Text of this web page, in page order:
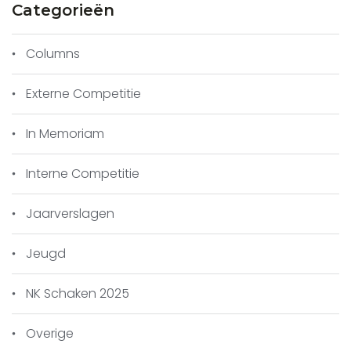
Kim bereikte hier in groep 6P de 2e plaats
met 2 punten, Boeb werd 3e in groep 8C
met 1 punt en Harald gedeeld 3e in groep
9D met 0,5 punt.
Hieronder enkele foto’s:
Categorieën
Columns
Externe Competitie
In Memoriam
Interne Competitie
Jaarverslagen
Jeugd
NK Schaken 2025
Overige